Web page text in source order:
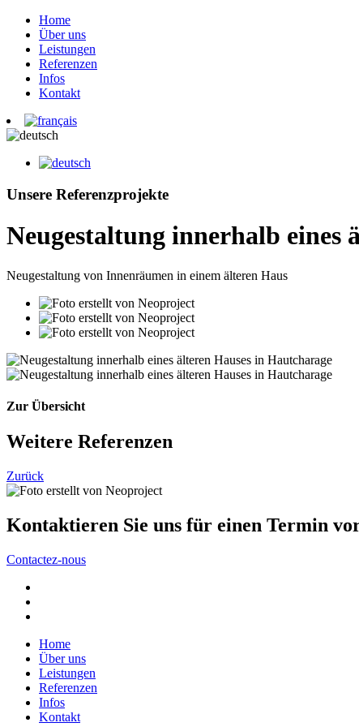
Home
Über uns
Leistungen
Referenzen
Infos
Kontakt
Unsere Referenzprojekte
Neugestaltung innerhalb eines
Neugestaltung von Innenräumen in einem älteren Haus
Zur Übersicht
Weitere Referenzen
Zurück
Kontaktieren Sie uns für einen Termin
Contactez-nous
Home
Über uns
Leistungen
Referenzen
Infos
Kontakt